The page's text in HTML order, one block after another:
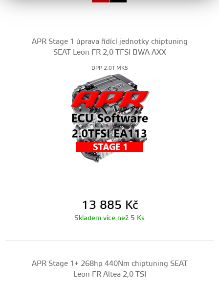
APR Stage 1 úprava řídící jednotky chiptuning
SEAT Leon FR 2,0 TFSI BWA AXX
DPP-2.0T-MK5
13 885 Kč
Skladem více než 5 Ks
APR Stage 1+ 268hp 440Nm chiptuning SEAT
Leon FR Altea 2,0 TSI